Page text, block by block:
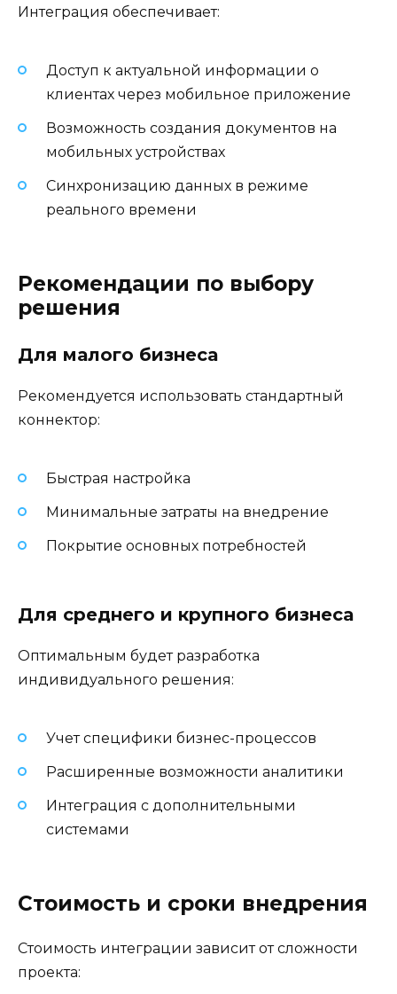
Интеграция обеспечивает:
Доступ к актуальной информации о
клиентах через мобильное приложение
Возможность создания документов на
мобильных устройствах
Синхронизацию данных в режиме
реального времени
Рекомендации по выбору
решения
Для малого бизнеса
Рекомендуется использовать стандартный
коннектор:
Быстрая настройка
Минимальные затраты на внедрение
Покрытие основных потребностей
Для среднего и крупного бизнеса
Оптимальным будет разработка
индивидуального решения:
Учет специфики бизнес-процессов
Расширенные возможности аналитики
Интеграция с дополнительными
системами
Стоимость и сроки внедрения
Стоимость интеграции зависит от сложности
проекта: